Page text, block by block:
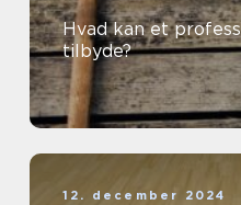
Hvad kan et
tilbyde?
12. december 2024